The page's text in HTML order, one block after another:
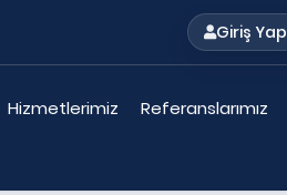
Giriş Yap
Hizmetlerimiz Referanslarımız